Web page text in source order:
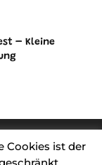
– Kleine
Cookies ist der